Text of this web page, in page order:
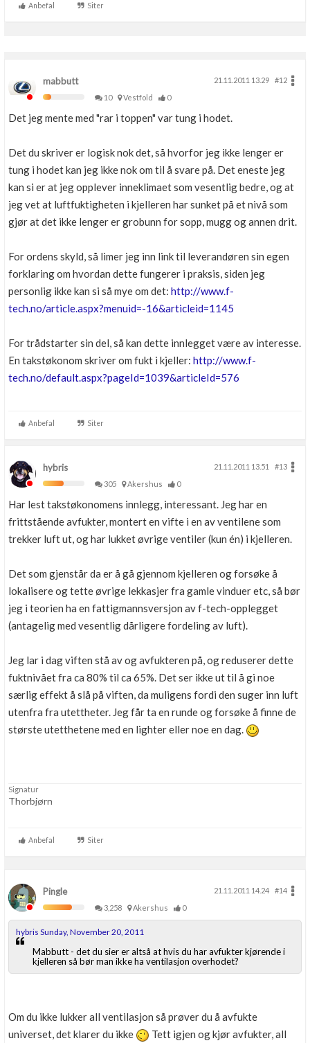
Anbefal Siter
mabbutt 21.11.2011 13.29
#12
10
Vestfold 0
Det jeg mente med "rar i toppen" var tung i hodet.
Det du skriver er logisk nok det, så hvorfor jeg ikke lenger er
tung i hodet kan jeg ikke nok om til å svare på. Det eneste jeg
kan si er at jeg opplever inneklimaet som vesentlig bedre, og at
jeg vet at luftfuktigheten i kjelleren har sunket på et nivå som
gjør at det ikke lenger er grobunn for sopp, mugg og annen drit.
For ordens skyld, så limer jeg inn link til leverandøren sin egen
forklaring om hvordan dette fungerer i praksis, siden jeg
personlig ikke kan si så mye om det: http://www.f-
tech.no/article.aspx?menuid=-16&articleid=1145
For trådstarter sin del, så kan dette innlegget være av interesse.
En takstøkonom skriver om fukt i kjeller: http://www.f-
tech.no/default.aspx?pageId=1039&articleId=576
Anbefal Siter
hybris 21.11.2011 13.51
#13
305
Akershus 0
Har lest takstøkonomens innlegg, interessant. Jeg har en
frittstående avfukter, montert en vifte i en av ventilene som
trekker luft ut, og har lukket øvrige ventiler (kun én) i kjelleren.
Det som gjenstår da er å gå gjennom kjelleren og forsøke å
lokalisere og tette øvrige lekkasjer fra gamle vinduer etc, så bør
jeg i teorien ha en fattigmannsversjon av f-tech-opplegget
(antagelig med vesentlig dårligere fordeling av luft).
Jeg lar i dag viften stå av og avfukteren på, og reduserer dette
fuktnivået fra ca 80% til ca 65%. Det ser ikke ut til å gi noe
særlig effekt å slå på viften, da muligens fordi den suger inn luft
utenfra fra utettheter. Jeg får ta en runde og forsøke å finne de
største utetthetene med en lighter eller noe en dag.
Signatur
Thorbjørn
Anbefal Siter
Pingle 21.11.2011 14.24
#14
3,258
Akershus 0
hybris Sunday, November 20, 2011
Mabbutt - det du sier er altså at hvis du har avfukter kjørende i
kjelleren så bør man ikke ha ventilasjon overhodet?
Om du ikke lukker all ventilasjon så prøver du å avfukte
universet, det klarer du ikke
Tett igjen og kjør avfukter, all